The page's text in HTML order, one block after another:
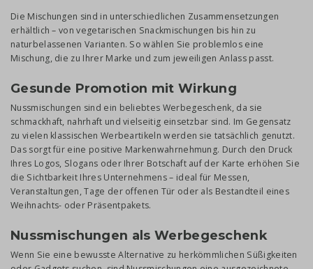
Die Mischungen sind in unterschiedlichen Zusammensetzungen
erhältlich – von vegetarischen Snackmischungen bis hin zu
naturbelassenen Varianten. So wählen Sie problemlos eine
Mischung, die zu Ihrer Marke und zum jeweiligen Anlass passt.
Gesunde Promotion mit Wirkung
Nussmischungen sind ein beliebtes Werbegeschenk, da sie
schmackhaft, nahrhaft und vielseitig einsetzbar sind. Im Gegensatz
zu vielen klassischen Werbeartikeln werden sie tatsächlich genutzt.
Das sorgt für eine positive Markenwahrnehmung. Durch den Druck
Ihres Logos, Slogans oder Ihrer Botschaft auf der Karte erhöhen Sie
die Sichtbarkeit Ihres Unternehmens – ideal für Messen,
Veranstaltungen, Tage der offenen Tür oder als Bestandteil eines
Weihnachts- oder Präsentpakets.
Nussmischungen als Werbegeschenk
Wenn Sie eine bewusste Alternative zu herkömmlichen Süßigkeiten